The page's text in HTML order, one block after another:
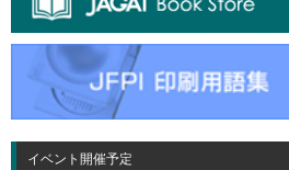
イベント開催予定